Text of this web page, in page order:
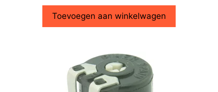
Toevoegen aan winkelwagen